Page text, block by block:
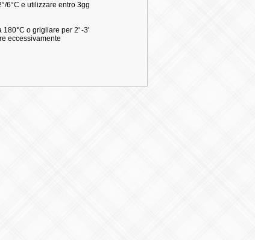
6°C e utilizzare entro 3gg
o grigliare per 2' -3'
eccessivamente